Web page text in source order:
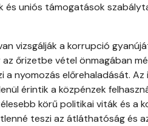
uniós támogatások
vizsgálják a korrupció
őrizetbe vétel önmagában
nyomozás előrehaladását. Az
érintik a közpénzek
körű politikai viták és a
teszi az átláthatóság és